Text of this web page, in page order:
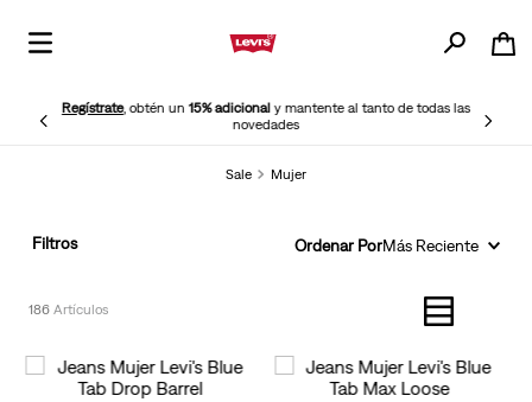
Regístrate, obtén un15% adicionaly mantente al tanto de todas las
novedades
Sale Mujer
Filtros Ordenar PorMás Reciente
186